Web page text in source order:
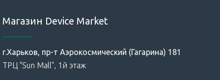
Магазин Device Market
г.Харьков, пр-т Аэрокосмический (Гагарина) 181
ТРЦ "Sun Mall", 1й этаж